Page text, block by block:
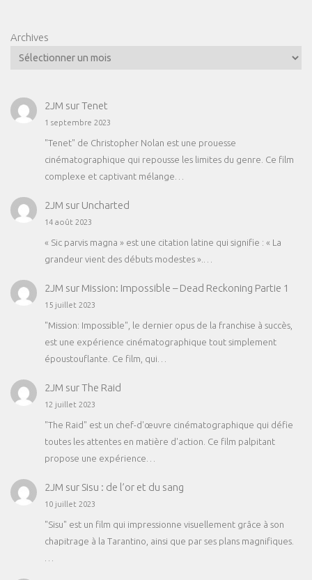
Archives
2JM surTenet
1 septembre 2023
"Tenet" de Christopher Nolan est une prouesse
cinématographique qui repousse les limites du genre. Ce film
complexe et captivant mélange…
2JM sur Uncharted
14 août 2023
« Sic parvis magna » est une citation latine qui signifie : « La
grandeur vient des débuts modestes ».…
2JM sur Mission: Impossible – Dead Reckoning Partie 1
15 juillet 2023
"Mission: Impossible", le dernier opus de la franchise à succès,
est une expérience cinématographique tout simplement
époustouflante. Ce film, qui…
2JM surThe Raid
12 juillet 2023
"The Raid" est un chef-d'œuvre cinématographique qui défie
toutes les attentes en matière d'action. Ce film palpitant
propose une expérience…
2JM sur Sisu : de l’or et du sang
10 juillet 2023
"Sisu" est un film qui impressionne visuellement grâce à son
chapitrage à la Tarantino, ainsi que par ses plans magnifiques.